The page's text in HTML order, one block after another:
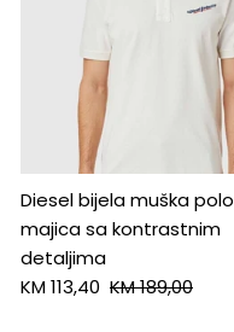
Diesel bijela muška polo
majica sa kontrastnim
detaljima
KM 113,40 KM 189,00